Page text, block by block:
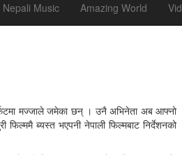
Nepali Music Amazing World
मज्जाले जमेका छन् । उनै अभिनेता अब आफ्नो
फिल्ममै ब्यस्त भएपनी नेपाली फिल्मबाट निर्देशनको